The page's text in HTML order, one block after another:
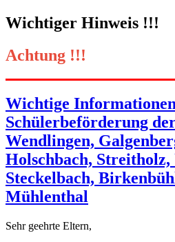
Wichtiger Hinweis !!!
Achtung !!!
Wichtige
Schülerbeförderung
Wendlingen,
Holschbach,
Steckelbach,
Mühlenthal
Sehr geehrte Eltern,